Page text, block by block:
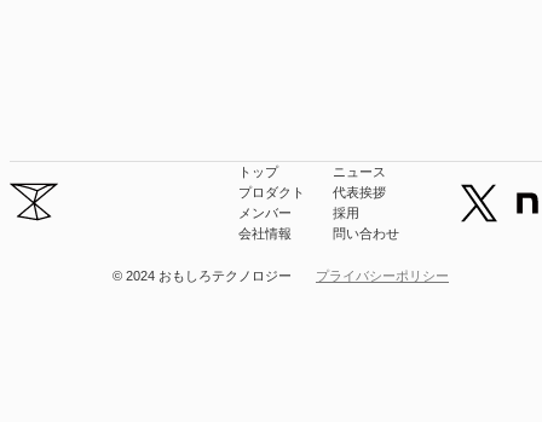
トップ
ニュース
プロダクト
代表挨拶
メンバー
採用
会社情報
問い合わせ
© 2024 おもしろテクノロジー プライバシーポリシー